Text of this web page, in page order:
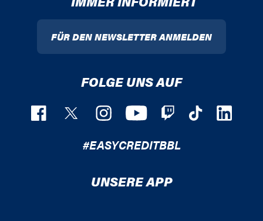
FÜR DEN NEWSLETTER ANMELDEN
FOLGE UNS AUF
#EASYCREDITBBL
UNSERE APP